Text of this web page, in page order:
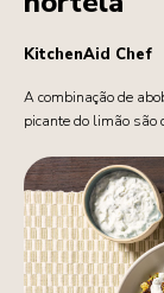
KitchenAid Chef
A combinação de
picante do limão são